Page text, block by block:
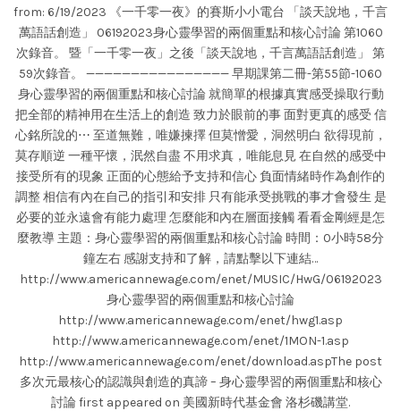
from: 6/19/2023 《一千零一夜》的賽斯小小電台 「談天說地，千言
萬語話創造」 06192023身心靈學習的兩個重點和核心討論 第1060
次錄音。 暨「一千零一夜」之後「談天說地，千言萬語話創造」 第
59次錄音。 ———————————————— 早期課第二冊-第55節-1060
身心靈學習的兩個重點和核心討論 就簡單的根據真實感受操取行動
把全部的精神用在生活上的創造 致力於眼前的事 面對更真的感受 信
心銘所說的⋯ 至道無難，唯嫌揀擇 但莫憎愛，洞然明白 欲得現前，
莫存順逆 一種平懷，泯然自盡 不用求真，唯能息見 在自然的感受中
接受所有的現象 正面的心態給予支持和信心 負面情緒時作為創作的
調整 相信有內在自己的指引和安排 只有能承受挑戰的事才會發生 是
必要的並永遠會有能力處理 怎麼能和內在層面接觸 看看金剛經是怎
麼教導 主題：身心靈學習的兩個重點和核心討論 時間：0小時58分
鐘左右 感謝支持和了解，請點擊以下連結…
http://www.americannewage.com/enet/MUSIC/HwG/06192023
身心靈學習的兩個重點和核心討論
http://www.americannewage.com/enet/hwg1.asp
http://www.americannewage.com/enet/1MON-1.asp
http://www.americannewage.com/enet/download.aspThe post
多次元最核心的認識與創造的真諦 – 身心靈學習的兩個重點和核心
討論 first appeared on 美國新時代基金會 洛杉磯講堂.